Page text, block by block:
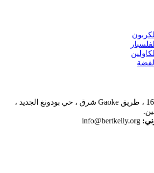
رقم 1688 ، طريق Gaoke شرق ، حي بودونغ الجديد ،
info@bertkelly.org